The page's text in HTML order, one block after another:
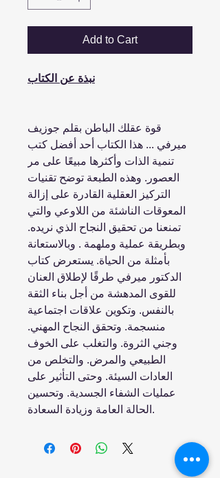
Add to Cart
نبذة عن الكتاب
قوة عقلك الباطن بقلم جوزيف
ميرفي ... هذا الكتاب أحد أفضل كتب
تنمية الذات وأكثرها مبيعًا على مر
العصور. وهذه الطبعة توضح تقنيات
التركيز العقلية القادرة على إزالة
المعوقات الناشئة من اللاوعي والتي
تمنعنا من تحقيق النجاح الذي نريده.
وبطريقة عملية وملهمة . وبالاستعانة
بأمثلة من الحياة. يستعرض كتاب
الدكتور ميرفي طرقًا لإطلاق العنان
للقوى المدهشة من أجل بناء الثقة
بالنفس. وتكوين علاقات اجتماعية
منسجمة. وتحقق النجاح المهني.
وجني الثروة. والتغلب على الخوف
الطبيعي والمرض. والتخلص من
العادات السيئة. وحتى التأثير على
عمليات الشفاء الجسدية. وتحسين
الحالة العامة وزيادة السعادة.